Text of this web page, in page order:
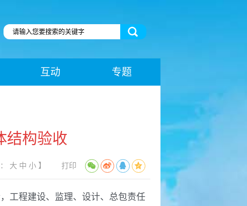
互动 专题
结构验收
大 中 小 】 打印
工程建设、监理、设计、总包责任